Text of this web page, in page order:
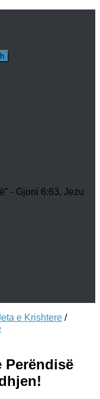
- Gjoni 6:63, Jezu
e Krishtere /
Perëndisë